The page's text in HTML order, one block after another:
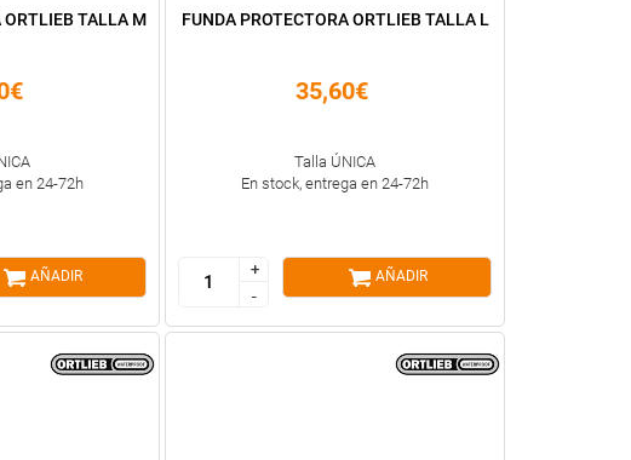
ORTLIEB TALLA M
en 24-72h
AÑADIR
FUNDA PROTECTORA ORTLIEB TALLA L
35,60€
Talla ÚNICA
En stock, entrega en 24-72h
+
-
+
-
AÑADIR